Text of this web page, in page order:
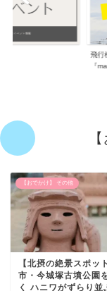
「い
行
【おでかけ】 その他
【北摂の絶景スポッ
市・今城塚古墳公園
く ハニワがずらり並